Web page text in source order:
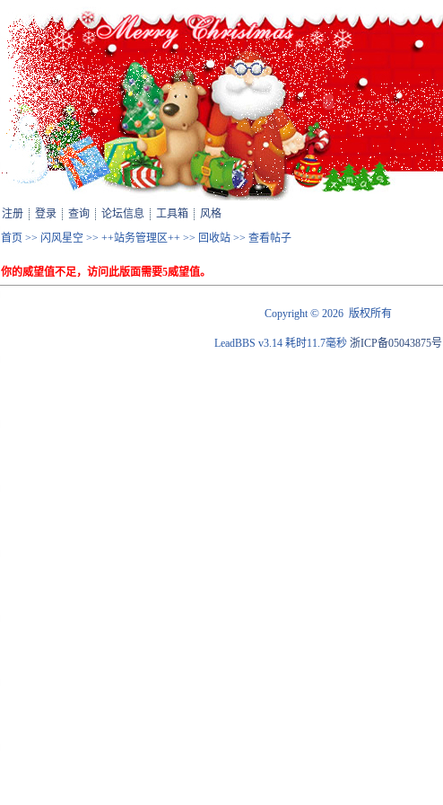
注册 登录 查询 论坛信息 工具箱
风格
首页 >> 闪风星空 >> ++站务管理区++ >> 回收站 >> 查看帖子
你的威望值不足，访问此版面需要5威望值。
Copyright© 2026 版权所有
LeadBBS v3.14 耗时11.7毫秒 浙ICP备05043875号